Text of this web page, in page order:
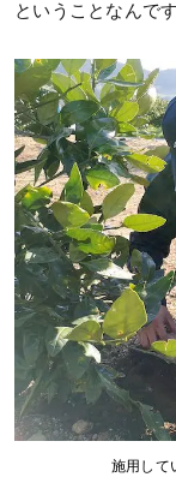
ということなんです
施用して